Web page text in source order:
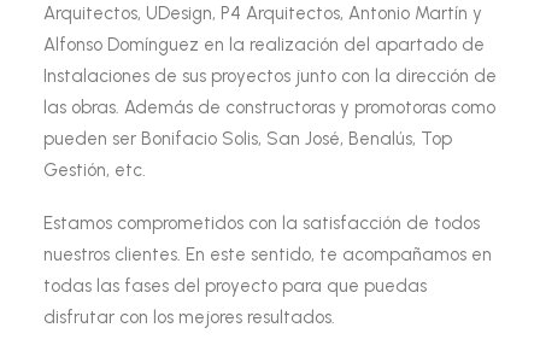
Arquitectos, UDesign, P4 Arquitectos, Antonio Martín y
Alfonso Domínguez en la realización del apartado de
Instalaciones de sus proyectos junto con la dirección de
las obras. Además de constructoras y promotoras como
pueden ser Bonifacio Solis, San José, Benalús, Top
Gestión, etc.
Estamos comprometidos con la satisfacción de todos
nuestros clientes. En este sentido, te acompañamos en
todas las fases del proyecto para que puedas
disfrutar con los mejores resultados.